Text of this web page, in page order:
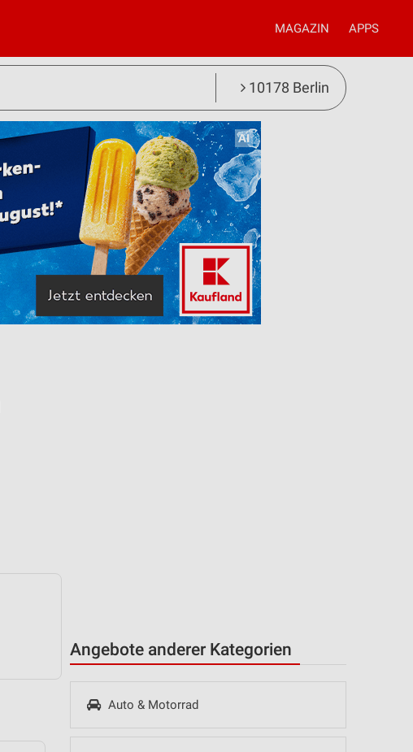
MAGAZIN APPS
10178 Berlin
Angebote anderer Kategorien
Auto & Motorrad